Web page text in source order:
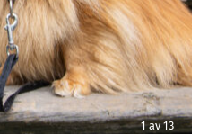
2av13